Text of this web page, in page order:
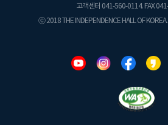
고객센터 041-560-0114. FAX
ⓒ 2018 THE INDEPENDENCE HALL OF KOREA.